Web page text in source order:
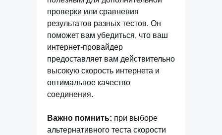
проверки или сравнения
результатов разных тестов. Он
поможет вам убедиться, что ваш
интернет-провайдер
предоставляет вам действительно
высокую скорость интернета и
оптимальное качество
соединения.
Важно помнить: при выборе
альтернативного теста скорости